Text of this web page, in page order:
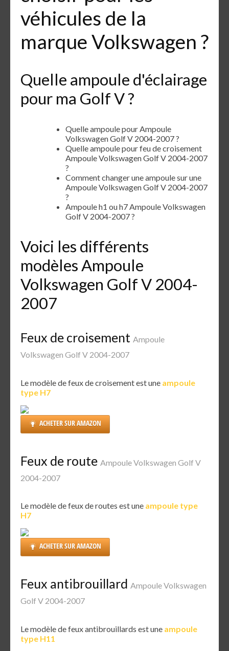
véhicules de la
marque Volkswagen ?
Quelle ampoule d'éclairage
pour ma Golf V ?
Quelle ampoule pour Ampoule
Volkswagen Golf V 2004-2007 ?
Quelle ampoule pour feu de croisement
Ampoule Volkswagen Golf V 2004-2007
?
Comment changer une ampoule sur une
Ampoule Volkswagen Golf V 2004-2007
?
Ampoule h1 ou h7 Ampoule Volkswagen
Golf V 2004-2007 ?
Voici les différents
modèles Ampoule
Volkswagen Golf V 2004-
2007
Feux de croisement Ampoule
Volkswagen Golf V 2004-2007
Le modèle de feux de croisement est une ampoule
type H7
ACHETER SUR AMAZON
Feux de route Ampoule Volkswagen Golf V
2004-2007
Le modèle de feux de routes est une ampoule type
H7
ACHETER SUR AMAZON
Feux antibrouillard Ampoule Volkswagen
Golf V 2004-2007
Le modèle de feux antibrouillards est une ampoule
type H11